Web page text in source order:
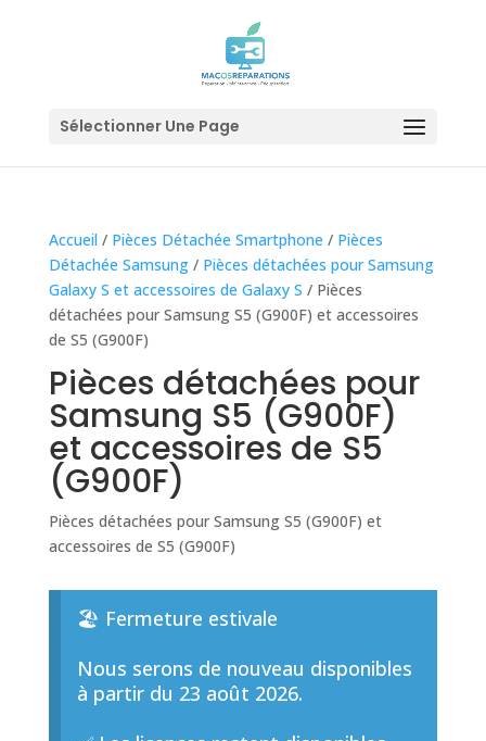
Sélectionner Une Page
Accueil / Pièces Détachée Smartphone / Pièces
Détachée Samsung/ Pièces détachées pour Samsung
Galaxy S et accessoires de Galaxy S / Pièces
détachées pour Samsung S5 (G900F) et accessoires
de S5 (G900F)
Pièces détachées pour
Samsung S5 (G900F)
et accessoires de S5
(G900F)
Pièces détachées pour Samsung S5 (G900F) et
accessoires de S5 (G900F)
🏖️ Fermeture estivale
Nous serons de nouveau disponibles
à partir du 23 août 2026.